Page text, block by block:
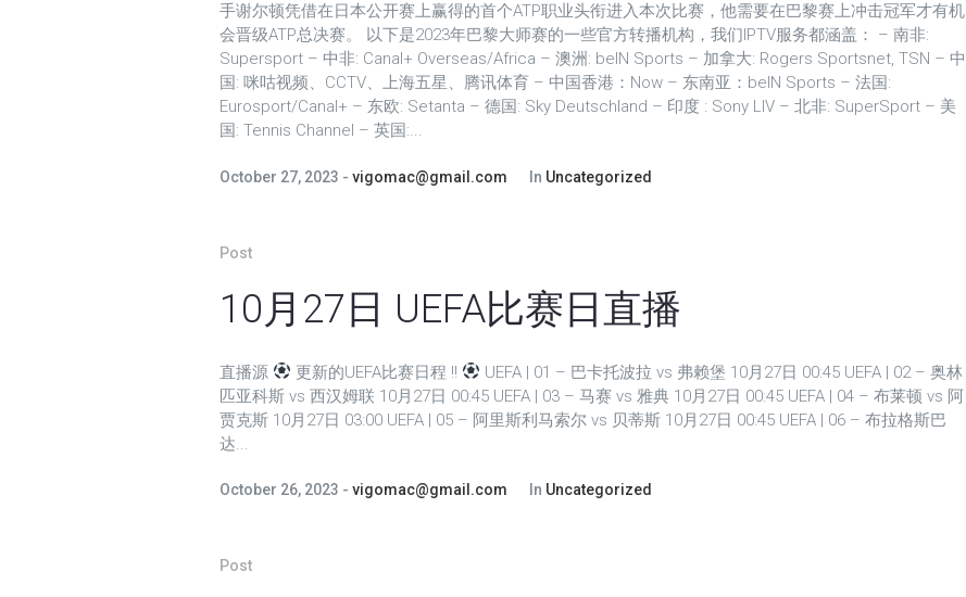
手谢尔顿凭借在日本公开赛上赢得的首个ATP职业头衔进入本次比赛，他需要在巴黎赛上冲击冠军才有机
会晋级ATP总决赛。 以下是2023年巴黎大师赛的一些官方转播机构，我们IPTV服务都涵盖： – 南非:
Supersport – 中非: Canal+ Overseas/Africa – 澳洲: beIN Sports – 加拿大: Rogers Sportsnet, TSN – 中
国: 咪咕视频、CCTV、上海五星、腾讯体育 – 中国香港：Now – 东南亚：beIN Sports – 法国:
Eurosport/Canal+ – 东欧: Setanta – 德国: Sky Deutschland – 印度 : Sony LIV – 北非: SuperSport – 美
国: Tennis Channel – 英国:...
October 27, 2023 vigomac@gmail.com In Uncategorized
Post
10月27日 UEFA比赛日直播
直播源 更新的UEFA比赛日程 !!
UEFA | 01 – 巴卡托波拉 vs 弗赖堡 10月27日 00:45 UEFA | 02 – 奥林
匹亚科斯 vs 西汉姆联 10月27日 00:45 UEFA | 03 – 马赛 vs 雅典 10月27日 00:45 UEFA | 04 – 布莱顿 vs 阿
贾克斯 10月27日 03:00 UEFA | 05 – 阿里斯利马索尔 vs 贝蒂斯 10月27日 00:45 UEFA | 06 – 布拉格斯巴
达...
October 26, 2023 vigomac@gmail.com In Uncategorized
Post